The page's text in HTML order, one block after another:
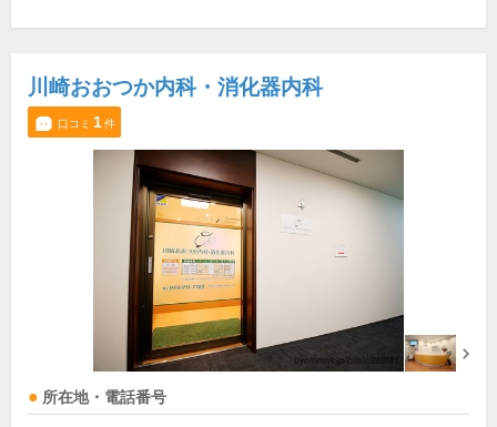
川崎おおつか内科・消化器内科
口コミ 1件
所在地・電話番号